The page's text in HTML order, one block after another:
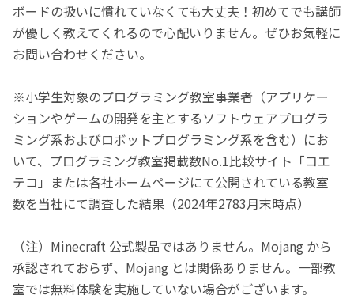
ボードの扱いに慣れていなくても大丈夫！初めてでも講師
が優しく教えてくれるので心配いりません。ぜひお気軽に
お問い合わせください。
※小学生対象のプログラミング教室事業者（アプリケー
ションやゲームの開発を主とするソフトウェアプログラ
ミング系およびロボットプログラミング系を含む）にお
いて、プログラミング教室掲載数No.1比較サイト「コエ
テコ」または各社ホームページにて公開されている教室
数を当社にて調査した結果（2024年2783月末時点）
（注）Minecraft 公式製品ではありません。Mojang から
承認されておらず、Mojang とは関係ありません。一部教
室では無料体験を実施していない場合がございます。